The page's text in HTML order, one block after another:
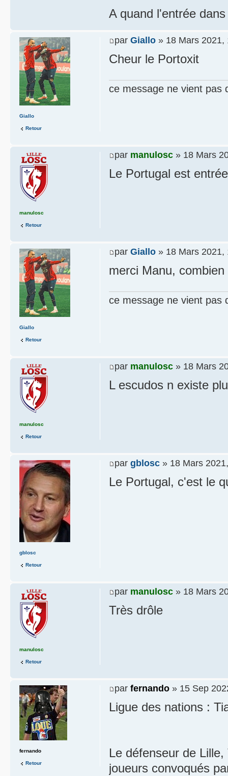
A quand l'entrée
par Giallo » 18 Mars 2021,
Cheur le Portoxit
ce message ne vient pas
Giallo
Retour
par manulosc » 18 Mars
Le Portugal est
manulosc
Retour
par Giallo » 18 Mars 2021,
merci Manu,
ce message ne vient pas
Giallo
Retour
par manulosc » 18 Mars
L escudos n existe
manulosc
Retour
par gblosc » 18 Mars
Le Portugal, c'est le
gblosc
Retour
par manulosc » 18 Mars
Très drôle
manulosc
Retour
par fernando » 15 Sep
Ligue des nations :
Le défenseur de
joueurs convoqués
fernando
Retour